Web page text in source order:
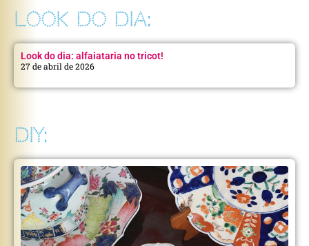
LOOK DO DIA:
Look do dia: alfaiataria no tricot!
27 de abril de 2026
DIY: